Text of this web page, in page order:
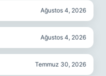
Ağustos 4, 2026
Ağustos 4, 2026
Temmuz 30, 2026